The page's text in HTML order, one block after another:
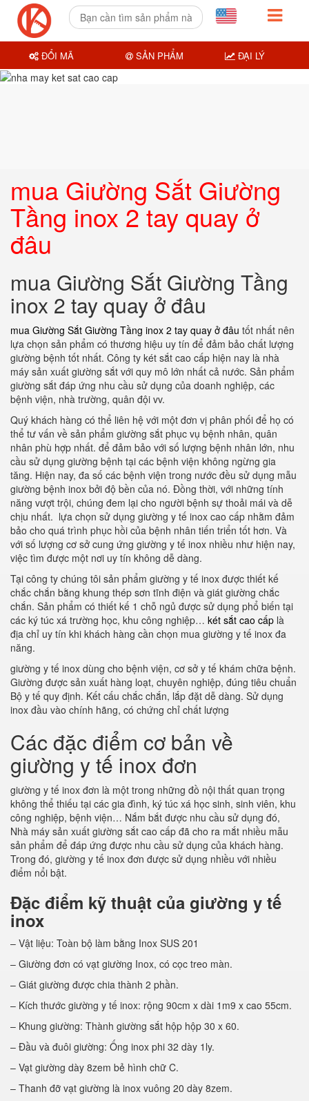
mua Giường Sắt Giường
Tầng inox 2 tay quay ở
đâu
mua Giường Sắt Giường Tầng
inox 2 tay quay ở đâu
mua Giường Sắt Giường Tầng inox 2 tay quay ở đâu tốt nhất nên
lựa chọn sản phẩm có thương hiệu uy tín để đảm bảo chất lượng
giường bệnh tốt nhất. Công ty két sắt cao cấp hiện nay là nhà
máy sản xuất giường sắt với quy mô lớn nhất cả nước. Sản phẩm
giường sắt đáp ứng nhu cầu sử dụng của doanh nghiệp, các
bệnh viện, nhà trường, quân đội vv.
Quý khách hàng có thể liên hệ với một đơn vị phân phối để họ có
thể tư vấn về sản phẩm giường sắt phục vụ bệnh nhân, quân
nhân phù hợp nhất. để đảm bảo với số lượng bệnh nhân lớn, nhu
cầu sử dụng giường bệnh tại các bệnh viện không ngừng gia
tăng. Hiện nay, đa số các bệnh viện trong nước đều sử dụng mẫu
giường bệnh inox bởi độ bền của nó. Đồng thời, với những tính
năng vượt trội, chúng đem lại cho người bệnh sự thoải mái và dễ
chịu nhất. lựa chọn sử dụng giường y tế inox cao cấp nhằm đảm
bảo cho quá trình phục hồi của bệnh nhân tiến triển tốt hơn. Và
với số lượng cơ sở cung ứng giường y tế inox nhiều như hiện nay,
việc tìm được một nơi uy tín không dễ dàng.
Tại công ty chúng tôi sản phẩm giường y tế inox được thiết kế
chắc chắn bằng khung thép sơn tĩnh điện và giát giường chắc
chắn. Sản phẩm có thiết kế 1 chỗ ngủ được sử dụng phổ biến tại
các ký túc xá trường học, khu công nghiệp… két sắt cao cấp là
địa chỉ uy tín khi khách hàng cần chọn mua giường y tế inox đa
năng.
giường y tế inox dùng cho bệnh viện, cơ sở y tế khám chữa bệnh.
Giường được sản xuất hàng loạt, chuyên nghiệp, đúng tiêu chuẩn
Bộ y tế quy định. Kết cấu chắc chắn, lắp đặt dễ dàng. Sử dụng
inox đầu vào chính hãng, có chứng chỉ chất lượng
Các đặc điểm cơ bản về
giường y tế inox đơn
giường y tế inox đơn là một trong những đồ nội thất quan trọng
không thể thiếu tại các gia đình, ký túc xá học sinh, sinh viên, khu
công nghiệp, bệnh viện… Nắm bắt được nhu cầu sử dụng đó,
Nhà máy sản xuất giường sắt cao cấp đã cho ra mắt nhiều mẫu
sản phẩm để đáp ứng được nhu cầu sử dụng của khách hàng.
Trong đó, giường y tế inox đơn được sử dụng nhiều với nhiều
điểm nổi bật.
Đặc điểm kỹ thuật của giường y tế
inox
– Vật liệu: Toàn bộ làm bằng Inox SUS 201
– Giường đơn có vạt giường Inox, có cọc treo màn.
– Giát giường được chia thành 2 phần.
– Kích thước giường y tế inox: rộng 90cm x dài 1m9 x cao 55cm.
– Khung giường: Thành giường sắt hộp hộp 30 x 60.
– Đầu và đuôi giường: Ống inox phi 32 dày 1ly.
– Vạt giường dày 8zem bẻ hình chữ C.
– Thanh đỡ vạt giường là inox vuông 20 dày 8zem.
ĐỔI MÃ SẢN PHẨM ĐẠI LÝ